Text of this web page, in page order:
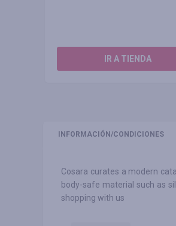
IR A TIENDA
INFORMACIÓN /CONDICIONES
Cosara curates a modern
body-safe material such as
shopping with us